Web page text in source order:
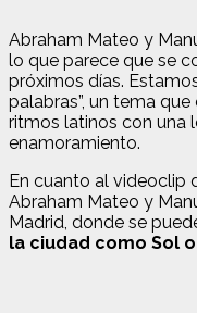
Abraham Mateo y
lo que parece que se
próximos días.
palabras”, un tema
ritmos latinos con una
enamoramiento.
En cuanto al videoclip
Abraham Mateo y
Madrid, donde se
la ciudad como Sol o